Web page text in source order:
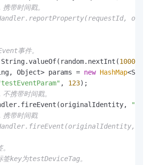
带时间戳。
事件。
1000
Object> params = new HashMap
, 123
携带时间戳。
带时间戳
签key为testDeviceTag。